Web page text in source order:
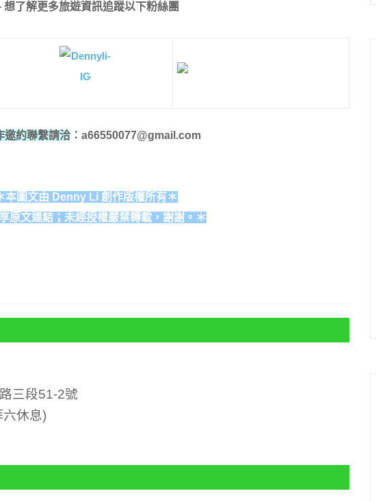
了解更多旅遊資訊追蹤以下粉絲團
邀約聯繫請洽：a66550077@gmail.com
本圖文由 Denny Li 創作版權所有＊
原文連結；未經授權嚴禁轉載，謝謝。＊
三段51-2號
休息)